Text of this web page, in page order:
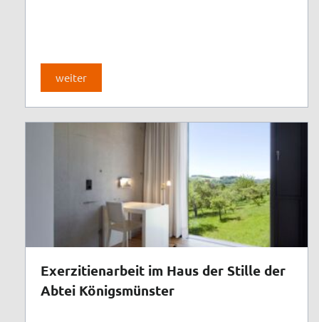
weiter
Exerzitienarbeit im Haus der Stille der
Abtei Königsmünster